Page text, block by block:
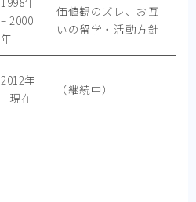
– 2000
年
価値観のズレ、お互
いの留学・活動方針
2012年
– 現在
（継続中）